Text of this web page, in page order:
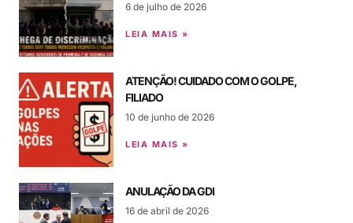
6 de julho de 2026
LEIA MAIS »
ATENÇÃO! CUIDADO COM O GOLPE,
FILIADO
10 de junho de 2026
LEIA MAIS »
ANULAÇÃO DA GDI
16 de abril de 2026